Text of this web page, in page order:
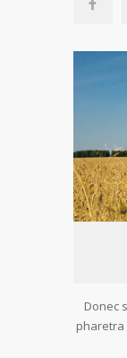
Donec
pharetra